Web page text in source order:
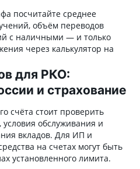
посчитайте среднее
объём переводов
с наличными — и только
через калькулятор на
для РКО:
и страхование
счёта стоит проверить
условия обслуживания и
вкладов. Для ИП и
на счетах могут быть
установленного лимита.